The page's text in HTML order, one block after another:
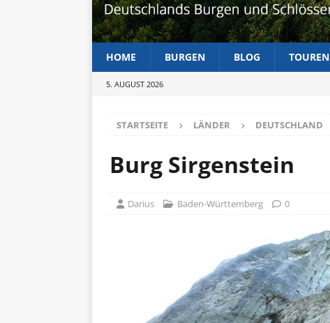
HOME BURGEN BLOG TOUREN
5. AUGUST 2026
STARTSEITE LÄNDER DEUTSCHLAND
Burg Sirgenstein
Darius Baden-Württemberg 0